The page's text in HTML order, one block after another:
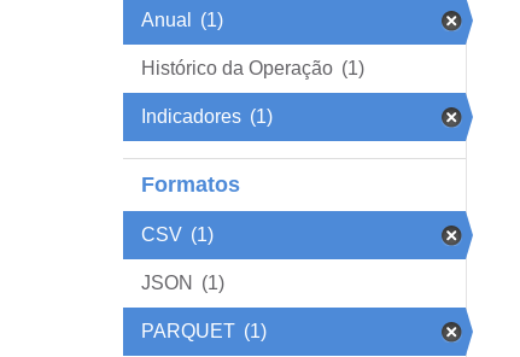
Anual (1)
Histórico da Operação (1)
Indicadores (1)
Formatos
CSV (1)
JSON (1)
PARQUET (1)